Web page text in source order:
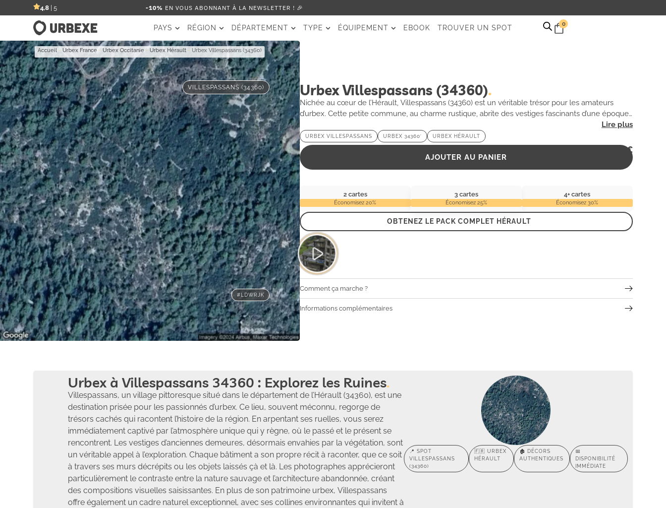
4,8 | 5 -10% EN VOUS ABONNANT À LA NEWSLETTER ! 🎉
PAYS RÉGION DÉPARTEMENT TYPE ÉQUIPEMENT EBOOK TROUVER UN SPOT
0
Accueil -Urbex France -Urbex Occitanie -Urbex Hérault - Urbex Villespassans (34360)
VILLESPASSANS (34360)
#LDWRJK
Urbex Villespassans (34360)
Nichée au cœur de l’Hérault, Villespassans (34360) est un véritable trésor pour les amateurs
d’urbex. Cette petite commune, au charme rustique, abrite des vestiges fascinants d’une époque
révolue. Les ruines d’anciennes bâtisses, enveloppées par la végétation, offrent un décor
mystérieux et enchanteur. En explorant ses coins et recoins, vous découvrirez des histoires
oubliées et des paysages à couper le souffle. Si vous êtes en quête d’aventure et de sensations
fortes, Villespassans vous promet une expérience inoubliable.
URBEX VILLESPASSANS URBEX 34360′ URBEX HÉRAULT
2,99€
AJOUTER AU PANIER
2 cartes
Économisez 20%
3 cartes
Économisez 25%
4+ cartes
Économisez 30%
OBTENEZ LE PACK COMPLET HÉRAULT
Comment ça marche ?
Informations complémentaires
Urbex à Villespassans 34360 : Explorez les Ruines
Villespassans, un village pittoresque situé dans le département de l’Hérault (34360), est une
destination prisée pour les passionnés d’urbex. Ce lieu, souvent méconnu, regorge de
trésors cachés qui racontent l’histoire de la région. En arpentant ses ruelles, vous serez
immédiatement captivé par l’atmosphère unique qui y règne, où le passé et le présent se
rencontrent. Les vestiges d’anciennes demeures, désormais envahies par la végétation, sont
un véritable appel à l’exploration. Chaque bâtiment a son propre récit à raconter, que ce soit
à travers ses murs décrépits ou les objets laissés çà et là. Les photographes apprécieront
particulièrement le contraste entre la nature sauvage et l’architecture abandonnée, créant
des compositions visuelles saisissantes. En plus de son patrimoine urbex, Villespassans
offre également un cadre naturel exceptionnel, avec ses collines environnantes qui invitent à
📍 SPOT
VILLESPASSANS
(34360)
🇫🇷 URBEX
HÉRAULT
🏚️ DÉCORS
AUTHENTIQUES
📅
DISPONIBILITÉ
IMMÉDIATE